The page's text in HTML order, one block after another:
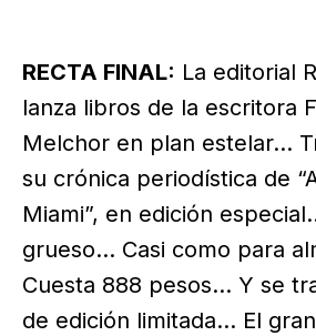
RECTA FINAL: La editorial
lanza libros de la escritora
Melchor en plan estelar…
su crónica periodística de
Miami”, en edición
grueso… Casi como para
Cuesta 888 pesos… Y se
de edición limitada… El